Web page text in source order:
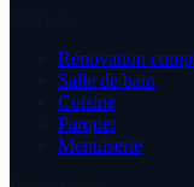
Rénovation
Salle de bain
Cuisine
Parquet
Menuiserie